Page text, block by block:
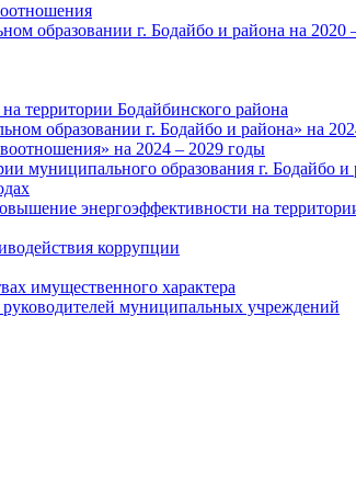
образовании г. Бодайбо и района на 2020
территории Бодайбинского района
образовании г. Бодайбо и района» на
на 2024 – 2029 годы
муниципального образования г. Бодайбо
энергоэффективности на
коррупции
имущественного характера
муниципальных учреждений